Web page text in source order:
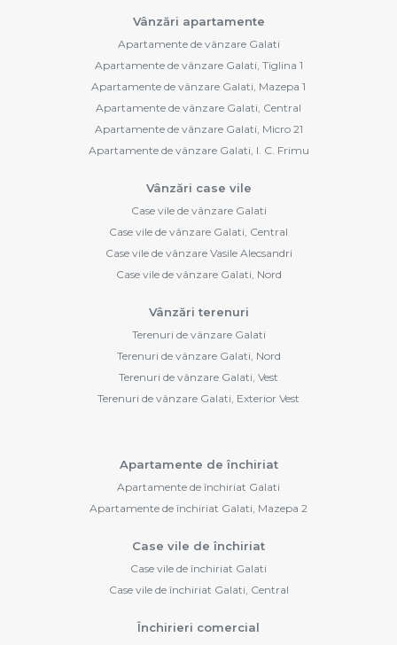
Vânzări apartamente
Apartamente de vânzare Galati
Apartamente de vânzare Galati, Tiglina 1
Apartamente de vânzare Galati, Mazepa 1
Apartamente de vânzare Galati, Central
Apartamente de vânzare Galati, Micro 21
Apartamente de vânzare Galati, I. C. Frimu
Vânzări case vile
Case vile de vânzare Galati
Case vile de vânzare Galati, Central
Case vile de vânzare Vasile Alecsandri
Case vile de vânzare Galati, Nord
Vânzări terenuri
Terenuri de vânzare Galati
Terenuri de vânzare Galati, Nord
Terenuri de vânzare Galati, Vest
Terenuri de vânzare Galati, Exterior Vest
Apartamente de închiriat
Apartamente de închiriat Galati
Apartamente de închiriat Galati, Mazepa 2
Case vile de închiriat
Case vile de închiriat Galati
Case vile de închiriat Galati, Central
Închirieri comercial